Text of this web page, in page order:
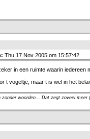
Thu 17 Nov 2005 om 15:57:42
in een ruimte waarin iedereen
t vogeltje, maar t is wel in het
zonder woorden... Dat zegt zoveel meer